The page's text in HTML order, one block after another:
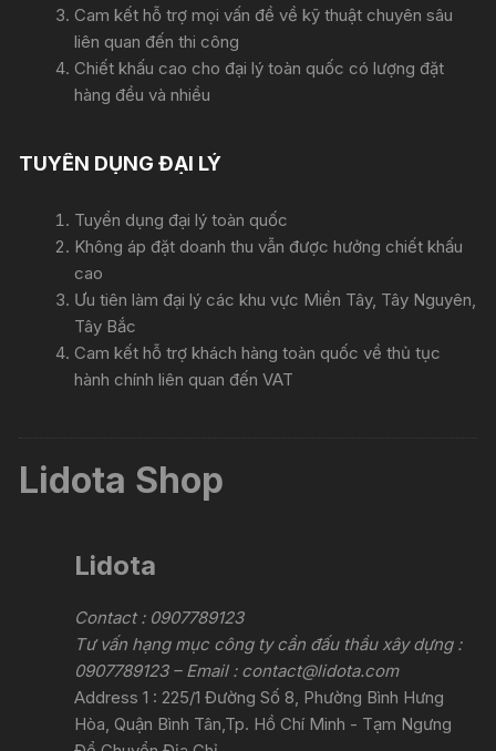
Cam kết hỗ trợ mọi vấn đề về kỹ thuật chuyên sâu
liên quan đến thi công
Chiết khấu cao cho đại lý toàn quốc có lượng đặt
hàng đều và nhiều
TUYỂN DỤNG ĐẠI LÝ
Tuyển dụng đại lý toàn quốc
Không áp đặt doanh thu vẫn được hưởng chiết khấu
cao
Ưu tiên làm đại lý các khu vực Miền Tây, Tây Nguyên,
Tây Bắc
Cam kết hỗ trợ khách hàng toàn quốc về thủ tục
hành chính liên quan đến VAT
Lidota Shop
Lidota
Contact : 0907789123
Tư vấn hạng mục công ty cần đấu thầu xây dựng :
0907789123 – Email : contact@lidota.com
Address 1 : 225/1 Đường Số 8, Phường Bình Hưng
Hòa, Quận Bình Tân,Tp. Hồ Chí Minh - Tạm Ngưng